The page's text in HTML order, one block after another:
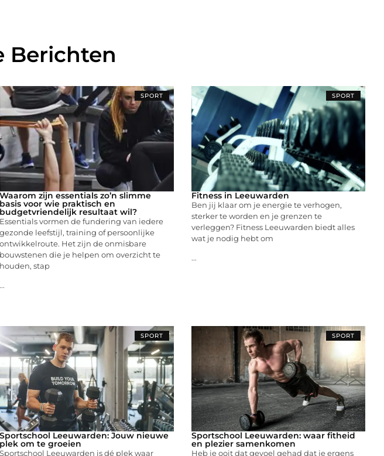
Berichten
SPORT
Waarom zijn essentials zo’n slimme
basis voor wie praktisch en
budgetvriendelijk resultaat wil?
Essentials vormen de fundering van iedere
gezonde leefstijl, training of persoonlijke
ontwikkelroute. Het zijn de onmisbare
bouwstenen die je helpen om overzicht te
houden, stap
...
SPORT
Fitness in Leeuwarden
Ben jij klaar om je energie te verhogen,
sterker te worden en je grenzen te
verleggen? Fitness Leeuwarden biedt alles
wat je nodig hebt om
...
SPORT
Sportschool Leeuwarden: Jouw nieuwe
plek om te groeien
Sportschool Leeuwarden is dé plek waar
SPORT
Sportschool Leeuwarden: waar fitheid
en plezier samenkomen
Heb je ooit dat gevoel gehad dat je ergens